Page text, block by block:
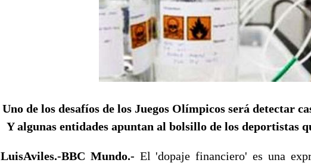
Uno de los desafíos de los Juegos Olímpicos será detectar
Y algunas entidades apuntan al bolsillo de los deportistas
LuisAviles.-BBC Mundo.- El 'dopaje financiero'es una